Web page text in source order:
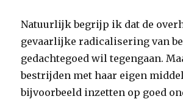
Natuurlijk begrijp ik dat de
gevaarlijke radicalisering van
gedachtegoed wil tegengaan.
bestrijden met haar eigen
bijvoorbeeld inzetten op goed